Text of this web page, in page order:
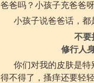
爸爸吗？小孩子充爸爸
小孩子说爸爸话，
不要
修行人
你们对我的皮肤是
得不得了，搔痒还要轻